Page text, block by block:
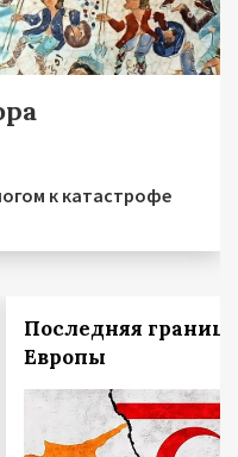
к катастрофе
Последняя граница
Европы